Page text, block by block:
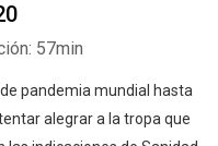
57min
pandemia mundial hasta
alegrar a la tropa que